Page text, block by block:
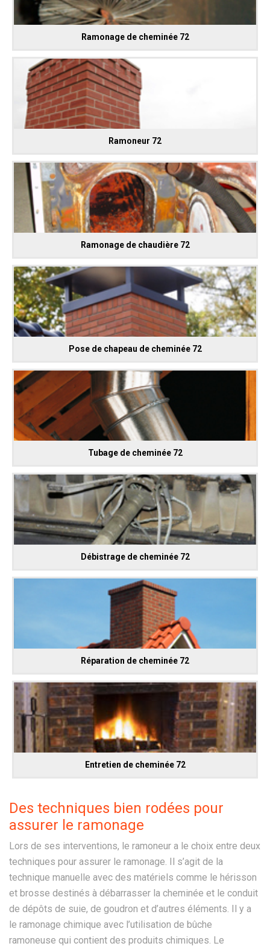
Ramonage de cheminée 72
Ramoneur 72
Ramonage de chaudière 72
Pose de chapeau de cheminée 72
Tubage de cheminée 72
Débistrage de cheminée 72
Réparation de cheminée 72
Entretien de cheminée 72
Des techniques bien rodées pour
assurer le ramonage
Lors de ses interventions, le ramoneur a le choix entre deux
techniques pour assurer le ramonage. Il s’agit de la
technique manuelle avec des matériels comme le hérisson
et brosse destinés à débarrasser la cheminée et le conduit
de dépôts de suie, de goudron et d’autres éléments. Il y a
le ramonage chimique avec l’utilisation de bûche
ramoneuse qui contient des produits chimiques. Le